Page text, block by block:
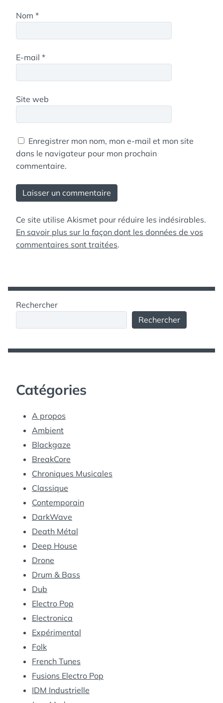
Nom *
E-mail *
Site web
Enregistrer mon nom, mon e-mail et mon site
dans le navigateur pour mon prochain
commentaire.
Ce site utilise Akismet pour réduire les indésirables.
En savoir plus sur la façon dont les données de vos
commentaires sont traitées.
Rechercher
Rechercher
Catégories
A propos
Ambient
Blackgaze
BreakCore
Chroniques Musicales
Classique
Contemporain
DarkWave
Death Métal
Deep House
Drone
Drum & Bass
Dub
Electro Pop
Electronica
Expérimental
Folk
French Tunes
Fusions Electro Pop
IDM Industrielle